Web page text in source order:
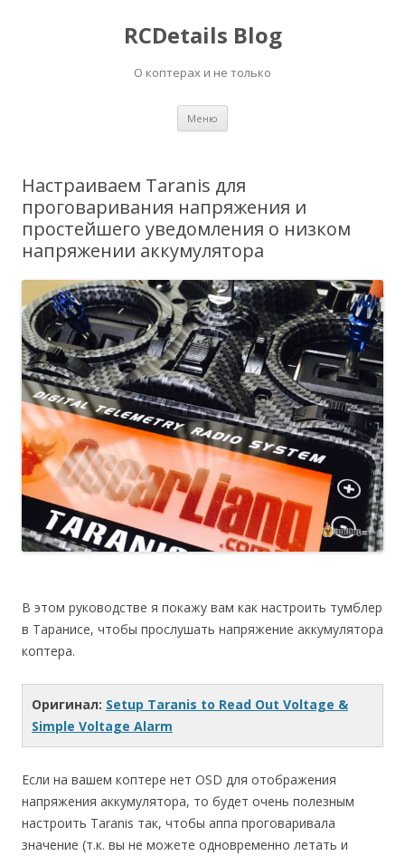
RCDetails Blog
О коптерах и не только
Меню
Настраиваем Taranis для
проговаривания напряжения и
простейшего уведомления о низком
напряжении аккумулятора
В этом руководстве я покажу вам как настроить тумблер
в Таранисе, чтобы прослушать напряжение аккумулятора
коптера.
Оригинал: Setup Taranis to Read Out Voltage &
Simple Voltage Alarm
Если на вашем коптере нет OSD для отображения
напряжения аккумулятора, то будет очень полезным
настроить Taranis так, чтобы аппа проговаривала
значение (т.к. вы не можете одновременно летать и